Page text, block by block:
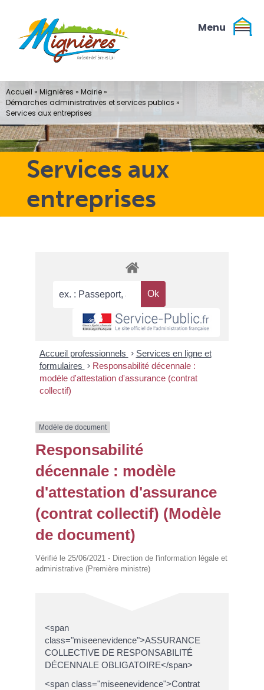
contenu
Services aux
entreprises
Accueil » Mignières » Mairie»
Démarches administratives et services publics »
Services aux entreprises
Accueil professionnels > Services en ligne et
formulaires > Responsabilité décennale :
modèle d'attestation d'assurance (contrat
collectif)
Modèle de document
Responsabilité
décennale : modèle
d'attestation d'assurance
(contrat collectif) (Modèle
de document)
Vérifié le 25/06/2021 - Direction de l'information légale et
administrative (Première ministre)
<span
class="miseenevidence">ASSURANCE
COLLECTIVE DE RESPONSABILITÉ
DÉCENNALE OBLIGATOIRE</span>
<span class="miseenevidence">Contrat